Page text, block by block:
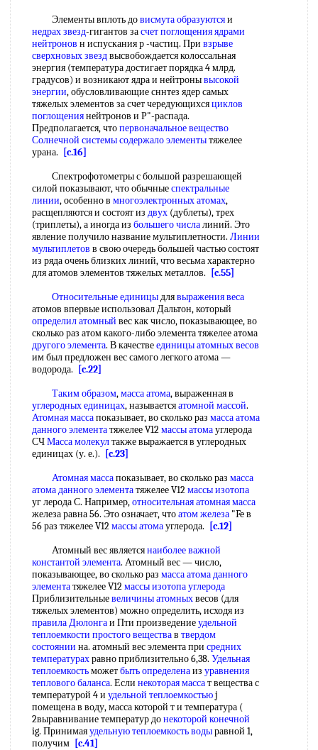
Элементы вплоть довисмута образуютсяи
недрах звезд-гигантов засчет поглощенияядрами
нейтронов н испускания р -частиц. При взрыве
сверхновых звездвысвобождается колоссальная
энергия (температура достигает порядка 4 млрд.
градусов) и возникают ядра и нейтронывысокой
энергии, обусловливающие сннтез ядер самых
тяжелых элементов за счет чередующихсяциклов
поглощениянейтронов и Р"-распада.
Предполагается, чтопервоначальное вещество
Солнечной системысодержало элементытяжелее
урана.
[c.16]
Спектрофотометры с большой разрешающей
силой показывают, что обычныеспектральные
линии, особенно в многоэлектронных атомах,
расщепляются и состоят из двух (дублеты), трех
(триплеты), а иногда из большего числалиний. Это
явление получило название мультиплетности. Линии
мультиплетов в свою очередь большей частью состоят
из ряда очень близких линий, что весьма характерно
для атомов элементов тяжелых металлов.
[c.55]
Относительные единицыдлявыражения веса
атомов впервые использовал Дальтон, который
определил атомный вес как число, показывающее, во
сколько раз атом какого-либо элемента тяжелее атома
другого элемента. В качествеединицы атомных весов
им был предложен вес самого легкого атома —
водорода.
[c.22]
Таким образом,масса атома, выраженная в
углеродных единицах, называетсяатомной массой.
Атомная массапоказывает, во сколько раз масса атома
данного элементатяжелее V12массы атомауглерода
СЧМасса молекултакже выражается в углеродных
единицах (у. е.).
[c.23]
Атомная массапоказывает, во сколько раз масса
атомаданного элементатяжелее V12массы изотопа
уг лерода С. Например,относительная атомная масса
железа равна 56. Это означает, чтоатом железа "Fe в
56 раз тяжелее V12массы атомауглерода.
[c.12]
Атомный вес являетсянаиболее важной
константой элемента. Атомный вес — число,
показывающее, во сколько раз масса атомаданного
элементатяжелее V12массы изотопа углерода
Приблизительныевеличины атомныхвесов (для
тяжелых элементов) можно определить, исходя из
правила Дюлонгаи Пти произведениеудельной
теплоемкости простого веществав твердом
состоянии на. атомный вес элемента при средних
температурахравно приблизительно 6,38. Удельная
теплоемкостьможетбыть определенаиз уравнения
теплового баланса. Если некоторая массат вещества с
температурой 4 и удельной теплоемкостьюj
помещена в воду, масса которой т и температура (
2выравнивание температур донекоторой конечной
ig. Принимаяудельную теплоемкость водыравной 1,
получим [c.41]